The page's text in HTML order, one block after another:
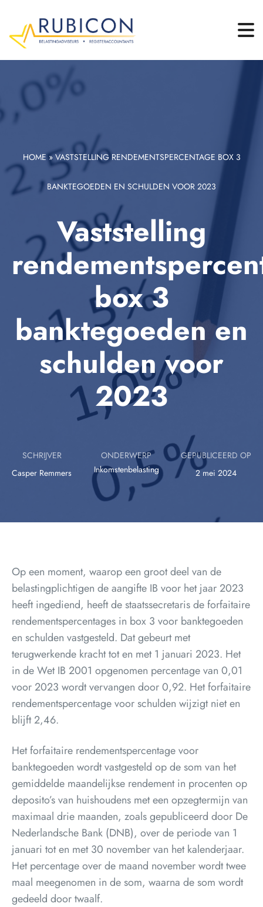
HOME »VASTSTELLING RENDEMENTSPERCENTAGE BOX 3
BANKTEGOEDEN EN SCHULDEN VOOR 2023
Vaststelling
box 3
banktegoeden en
schulden voor
2023
SCHRIJVER
Casper Remmers
ONDERWERP
Inkomstenbelasting
GEPUBLICEERD OP
2 mei 2024
Op een moment, waarop een groot deel van de
belastingplichtigen de aangifte IB voor het jaar 2023
heeft ingediend, heeft de staatssecretaris de forfaitaire
rendementspercentages in box 3 voor banktegoeden
en schulden vastgesteld. Dat gebeurt met
terugwerkende kracht tot en met 1 januari 2023. Het
in de Wet IB 2001 opgenomen percentage van 0,01
voor 2023 wordt vervangen door 0,92. Het forfaitaire
rendementspercentage voor schulden wijzigt niet en
blijft 2,46.
Het forfaitaire rendementspercentage voor
banktegoeden wordt vastgesteld op de som van het
gemiddelde maandelijkse rendement in procenten op
deposito’s van huishoudens met een opzegtermijn van
maximaal drie maanden, zoals gepubliceerd door De
Nederlandsche Bank (DNB), over de periode van 1
januari tot en met 30 november van het kalenderjaar.
Het percentage over de maand november wordt twee
maal meegenomen in de som, waarna de som wordt
gedeeld door twaalf.